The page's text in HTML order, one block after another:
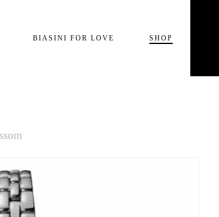
BIASINI FOR LOVE SHOP